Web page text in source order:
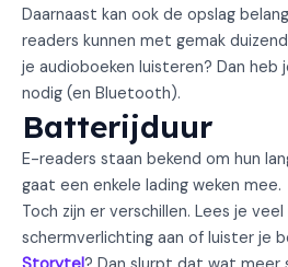
Daarnaast kan ook de opslag
readers kunnen met gemak
je audioboeken luisteren? Dan
nodig (en Bluetooth).
Batterijduur
E-readers staan bekend om hun
gaat een enkele lading weken mee.
Toch zijn er verschillen. Lees je
schermverlichting aan of luister je